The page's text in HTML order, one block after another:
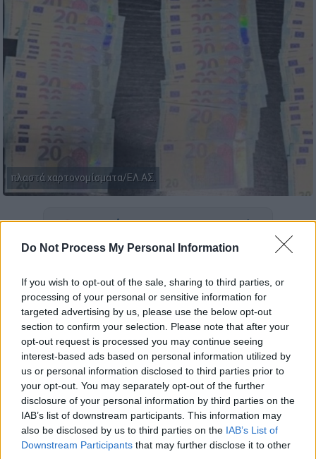
Do Not Process My Personal Information
If you wish to opt-out of the sale, sharing to third parties, or
processing of your personal or sensitive information for
targeted advertising by us, please use the below opt-out
section to confirm your selection. Please note that after your
opt-out request is processed you may continue seeing
interest-based ads based on personal information utilized by
us or personal information disclosed to third parties prior to
your opt-out. You may separately opt-out of the further
disclosure of your personal information by third parties on the
IAB’s list of downstream participants. This information may
also be disclosed by us to third parties on the IAB’s List of
Downstream Participants that may further disclose it to other
πλαστά χαρτονομίσματα/EΛ.ΑΣ.
Προσθέστε το ΕΘΝΟΣ στη Google
απάτη συνελήφθη Βούλγαροςστη
Θεσσαλονίκη. Ο δράστης με τα πλαστά
χαρτονομίσματα, που προμηθευόταν από
συνεργό του,αγόραζε ηλεκτρονικές
συσκευές, είτε από καταστήματα ή από
ιδιώτες.
Με την παραπάνω μέθοδο, τον περασμένο
Ιούλιο, σε περιοχή της Θεσσαλονίκης, ο
αλλοδαπός, μέσω διαδικτυακής αγγελίας,